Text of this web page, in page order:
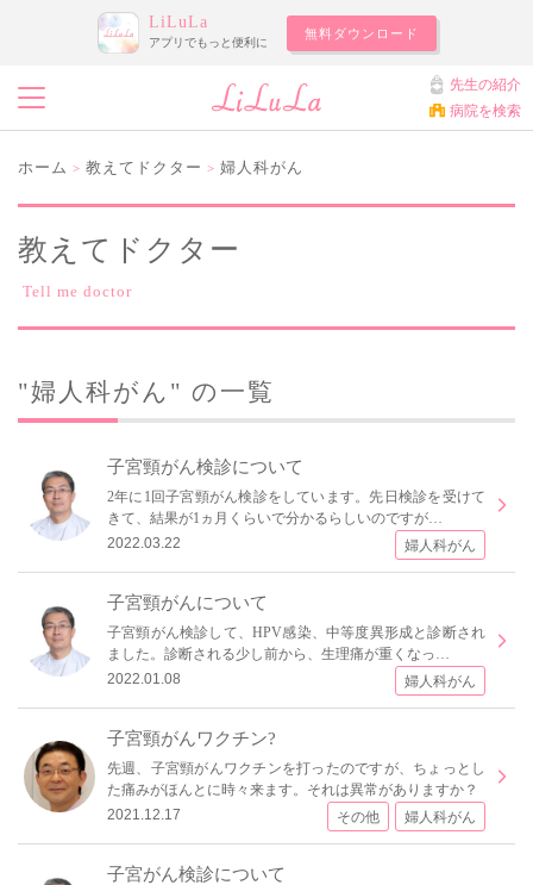
LiLuLa
アプリでもっと便利に
無料ダウンロード
先生の紹介
病院を検索
ホーム > 教えてドクター > 婦人科がん
教えてドクター
Tell me doctor
"婦人科がん" の一覧
子宮頸がん検診について
2年に1回子宮頸がん検診をしています。先日検診を受けて
きて、結果が1ヵ月くらいで分かるらしいのですが…
2022.03.22
婦人科がん
子宮頸がんについて
子宮頸がん検診して、HPV感染、中等度異形成と診断され
ました。診断される少し前から、生理痛が重くなっ…
2022.01.08
婦人科がん
子宮頸がんワクチン?
先週、子宮頸がんワクチンを打ったのですが、ちょっとし
た痛みがほんとに時々来ます。それは異常がありますか？
2021.12.17
その他 婦人科がん
子宮がん検診について